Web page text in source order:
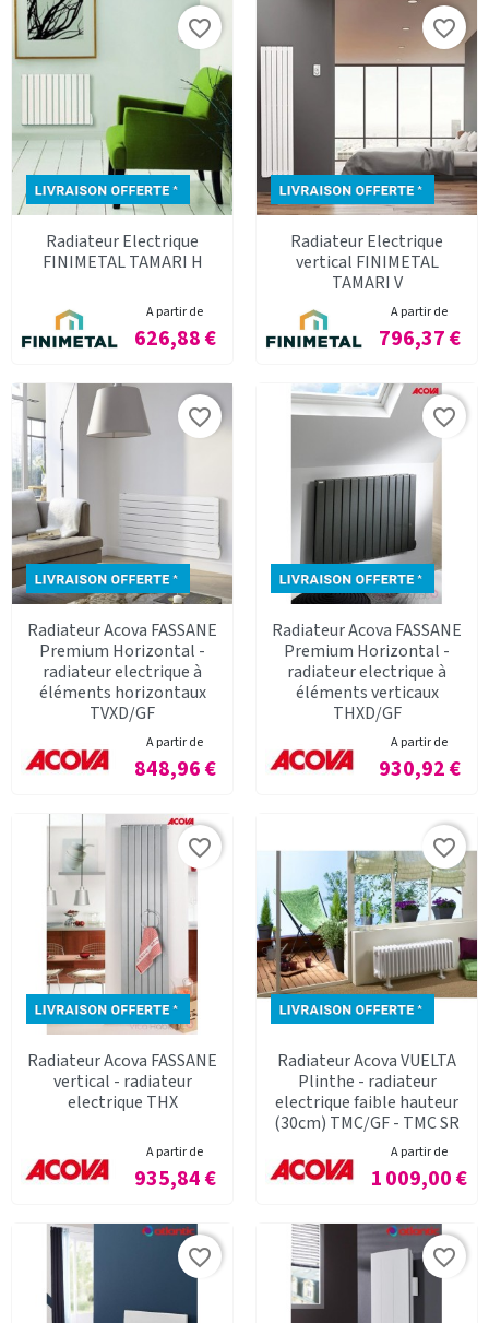
Radiateur Electrique
FINIMETAL TAMARI H
A partir de
Prix
626,88 €
favorite_border
Radiateur Electrique
vertical FINIMETAL
TAMARI V
A partir de
Prix
796,37 €
favorite_border
Radiateur Acova FASSANE
Premium Horizontal -
radiateur electrique à
éléments horizontaux
TVXD/GF
A partir de
Prix
848,96 €
favorite_border
Radiateur Acova FASSANE
Premium Horizontal -
radiateur electrique à
éléments verticaux
THXD/GF
A partir de
Prix
930,92 €
favorite_border
Radiateur Acova FASSANE
vertical - radiateur
electrique THX
A partir de
Prix
935,84 €
favorite_border
Radiateur Acova VUELTA
Plinthe - radiateur
electrique faible hauteur
(30cm) TMC/GF - TMC SR
A partir de
Prix
1 009,00 €
favorite_border
favorite_border favorite_border